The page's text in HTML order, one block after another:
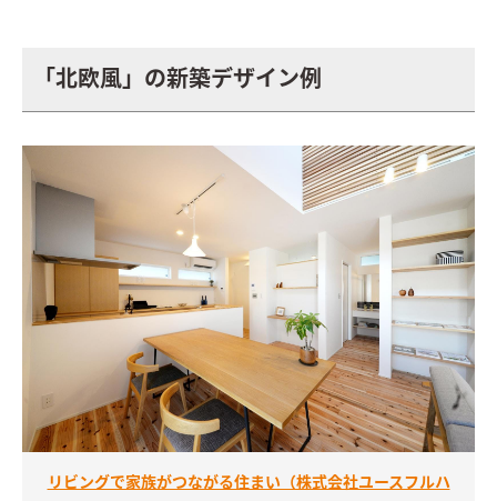
「北欧風」の新築デザイン例
リビングで家族がつながる住まい（株式会社ユースフルハ